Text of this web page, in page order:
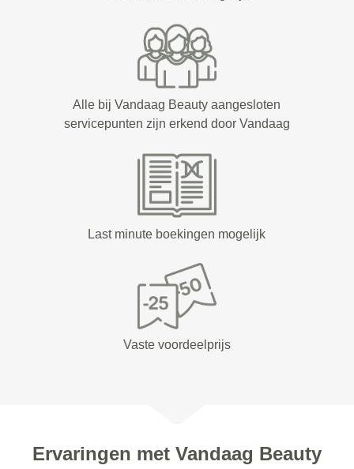
Alle bij Vandaag Beauty aangesloten
servicepunten zijn erkend door Vandaag
Last minute boekingen mogelijk
Vaste voordeelprijs
Ervaringen met Vandaag Beauty